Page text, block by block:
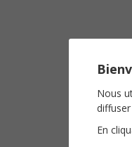
Nous
En